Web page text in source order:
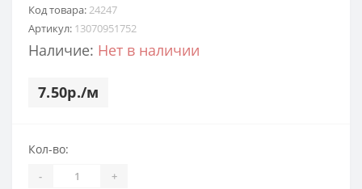
Код товара:24247
Артикул: 13070951752
Наличие: Нет в наличии
7.50р./м
Кол-во:
- +